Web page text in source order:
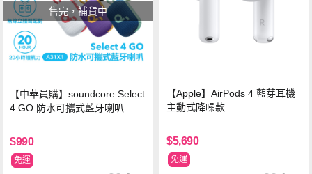
售完，補貨中
【中華員購】soundcore Select
4 GO 防水可攜式藍牙喇叭
$990
免運
【Apple】AirPods 4 藍芽耳機
主動式降噪款
$5,690
免運